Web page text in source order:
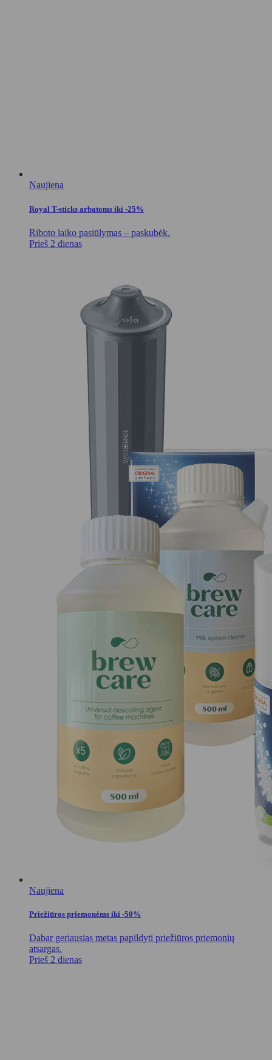
Naujiena
Royal T-sticks arbatoms iki -25%
Riboto laiko pasiūlymas – paskubėk.
Prieš 2 dienas
Naujiena
Priežiūros priemonėms iki -50%
Dabar geriausias metas papildyti priežiūros priemonių
atsargas.
Prieš 2 dienas